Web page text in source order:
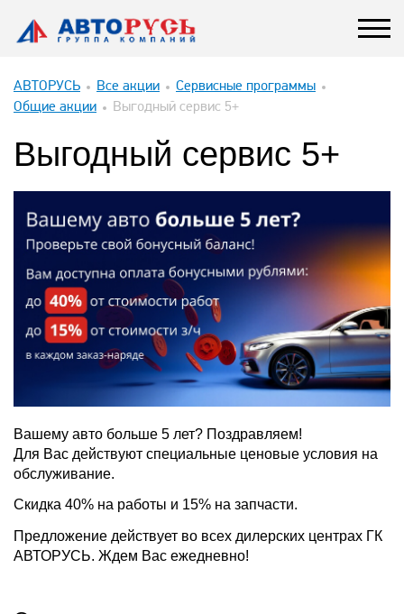
АВТОРУСЬ Все акции
Сервисные программы
Общие акции
Выгодный сервис 5+
Выгодный сервис 5+
Вашему авто больше 5 лет? Поздравляем!
Для Вас действуют специальные ценовые условия на
обслуживание.
Скидка 40% на работы и 15% на запчасти.
Предложение действует во всех дилерских центрах ГК
АВТОРУСЬ. Ждем Вас ежедневно!